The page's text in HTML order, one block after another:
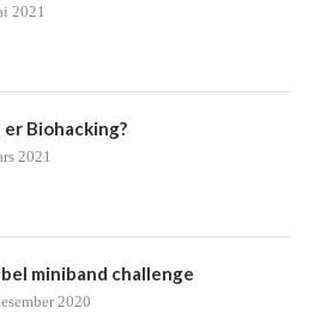
2021
er Biohacking?
2021
miniband challenge
2020